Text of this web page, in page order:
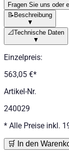
Fragen Sie uns oder
📝Beschreibung
▼
📐Technische Daten
▼
Einzelpreis:
563,05 €*
Artikel-Nr.
240029
* Alle Preise inkl.
🛒 In den